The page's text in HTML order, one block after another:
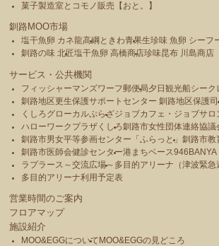
菓子製造室とコモノ販売【おと。】
釧路MOO市場
塩干魚卵 カネ龍高綱 ときわ青果生珍味 魚卵 シーフ
釧路の味 北匠塩干魚卵 高橋商店珍味昆布 川島商店
サービス・公共機関
フィッシャーマンズワーフ郵便局夕日観光船シーク
釧路地区更生保護サポートセンター 釧路地区保護
くしろグローカルぷらざジョブカフェ・ジョブサロ
ハローワークプラザくしろ釧路市女性団体連絡協議
釧路市男女平等参画センター「ふらっと」釧路市教
釧路市医師会健診センター港まちベース946BANYA
ラプラース～交流広場～ 多目的アリーナ（津波緊急
多目的アリーナ利用予定表
営業時間のご案内
フロアマップ
施設紹介
MOO&EGGについて MOO&EGGの見どころ